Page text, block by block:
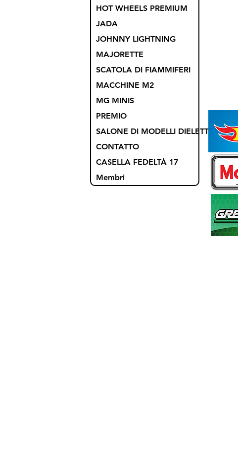
HOT WHEELS PREMIUM
JADA
JOHNNY LIGHTNING
MAJORETTE
SCATOLA DI FIAMMIFERI
MACCHINE M2
MG MINIS
PREMIO
SALONE DI MODELLI DIELETTRICI
CONTATTO
CASELLA FEDELTÀ 17
Membri